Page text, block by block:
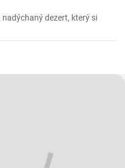
dezert, který si